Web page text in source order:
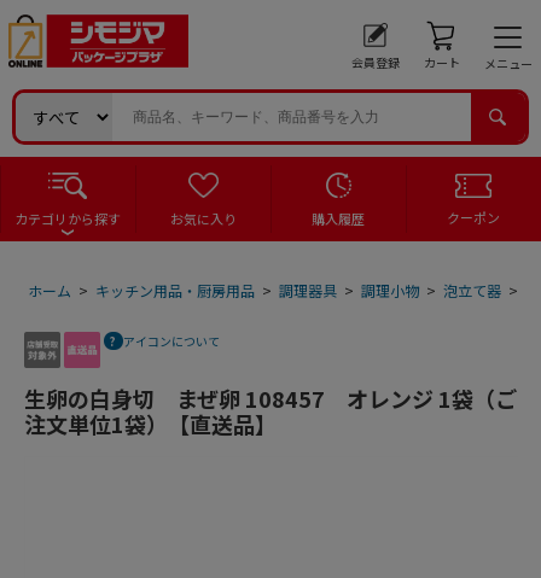
会員登録 カート メニュー
カテゴリから探す お気に入り 購入履歴 クーポン
ホーム > キッチン用品・厨房用品 > 調理器具 > 調理小物 > 泡立て器 >
アイコンについて
生卵の白身切 まぜ卵 108457 オレンジ 1袋（ご
注文単位1袋）【直送品】